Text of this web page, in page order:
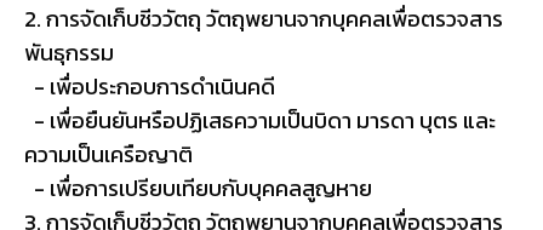
2. การจัดเก็บชีววัตถุ วัตถุพยานจากบุคคลเพื่อตรวจสาร
พันธุกรรม
- เพื่อประกอบการดำเนินคดี
- เพื่อยืนยันหรือปฏิเสธความเป็นบิดา มารดา บุตร และ
ความเป็นเครือญาติ
- เพื่อการเปรียบเทียบกับบุคคลสูญหาย
3. การจัดเก็บชีววัตถุ วัตถุพยานจากบุคคลเพื่อตรวจสาร